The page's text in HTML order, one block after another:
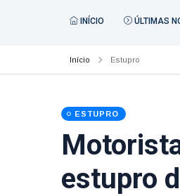
INÍCIO ÚLTIMAS
Início Estupro
ESTUPRO
estupro